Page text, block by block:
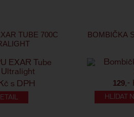
TUBE 700C
s DPH
BOMBIČKA
129,-
HLÍDAT